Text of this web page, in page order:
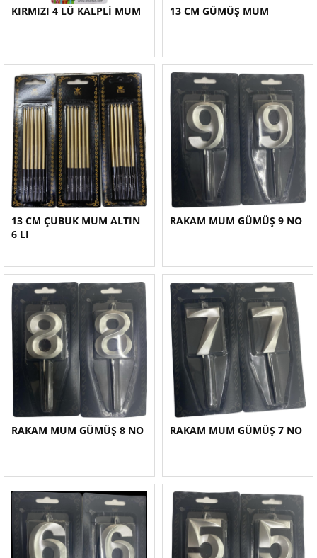
KIRMIZI 4 LÜ KALPLİ MUM 13 CM GÜMÜŞ MUM
13 CM ÇUBUK MUM ALTIN
6 LI
RAKAM MUM GÜMÜŞ 9 NO
RAKAM MUM GÜMÜŞ 8 NO RAKAM MUM GÜMÜŞ 7 NO